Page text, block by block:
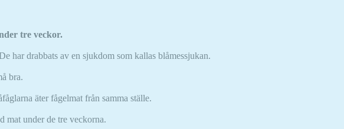
tre veckor.
har drabbats av en sjukdom som kallas blåmessjukan.
bra.
äter fågelmat från samma ställe.
mat under de tre veckorna.